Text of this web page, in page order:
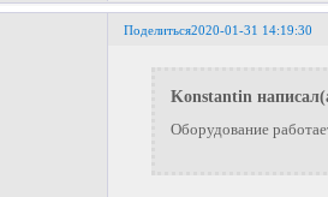
Поделиться2020-01-31 14:19:30
Konstantin
Оборудование